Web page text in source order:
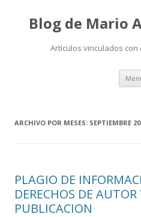
Blog de Mario
Artículos vinculados
ARCHIVO POR MESES: SEPTIEMBRE
PLAGIO DE
DERECHOS DE
PUBLICACION